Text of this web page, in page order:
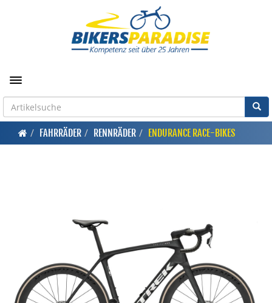
Toggle navigation
FAHRRÄDER RENNRÄDER ENDURANCE RACE-BIKES